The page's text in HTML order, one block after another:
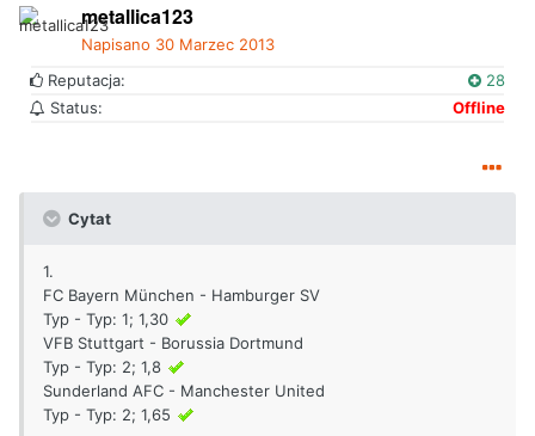
metallica123
Napisano 30 Marzec 2013
Reputacja:
28
Status:
Offline
Cytat
1.
FC Bayern München - Hamburger SV
Typ - Typ: 1; 1,30
VFB Stuttgart - Borussia Dortmund
Typ - Typ: 2; 1,8
Sunderland AFC - Manchester United
Typ - Typ: 2; 1,65